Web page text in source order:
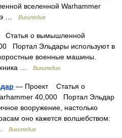
вселенной Warhammer
…
Википедия
о вымышленной
Портал Эльдары используют в
военные машины.
…
Википедия
— Проект Статья о
40,000 Портал Эльдар
вооружение, настолько
оно кажется волшебством:
Википедия